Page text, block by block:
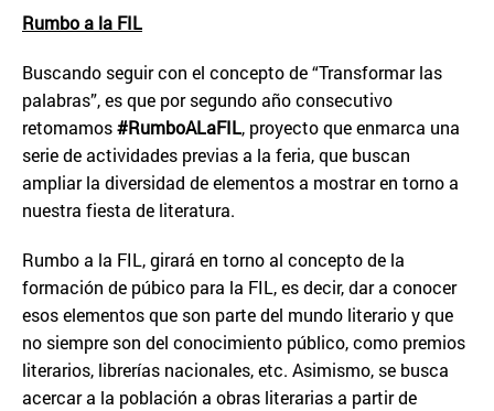
Rumbo a la FIL
Buscando seguir con el concepto de “Transformar las
palabras”, es que por segundo año consecutivo
retomamos#RumboALaFIL, proyecto que enmarca una
serie de actividades previas a la feria, que buscan
ampliar la diversidad de elementos a mostrar en torno a
nuestra fiesta de literatura.
Rumbo a la FIL, girará en torno al concepto de la
formación de púbico para la FIL, es decir, dar a conocer
esos elementos que son parte del mundo literario y que
no siempre son del conocimiento público, como premios
literarios, librerías nacionales, etc. Asimismo, se busca
acercar a la población a obras literarias a partir de